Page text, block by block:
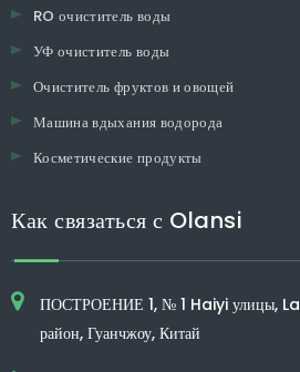
RO очиститель воды
УФ очиститель воды
Очиститель фруктов и овощей
Машина вдыхания водорода
Косметические продукты
Как связаться с Olansi
ПОСТРОЕНИЕ 1, № 1 Haiyi улицы,
район, Гуанчжоу, Китай